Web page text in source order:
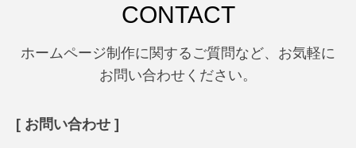
CONTACT
ホームページ制作に関するご質問など、お気軽に
お問い合わせください。
[ お問い合わせ ]